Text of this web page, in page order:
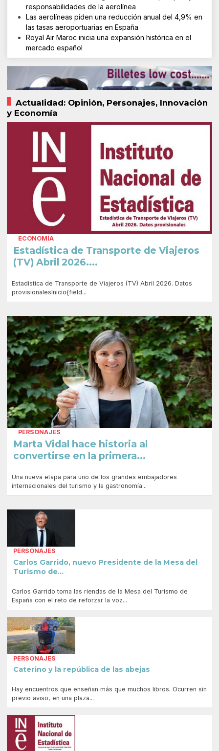
responsabilidades de la aerolínea
Las aerolíneas piden una reducción anual del 4,9% en
las tasas aeroportuarias en España
Royal Air Maroc inicia una expansión histórica en el
mercado español
Actualidad: Opinión, Personajes, Innovación
y Economía
ECONOMÍA
Estadística de Transporte de Viajeros
(TV) Abril 2026....
Estadística de Transporte de Viajeros (TV) Abril 2026. Datos
provisionalesInicio{field...
PERSONAJES
Marta Vidal hace historia al
convertirse en la primera...
Una nueva etapa para uno de los grandes embajadores
internacionales del turismo y la gastronomía...
PERSONAJES
Carlos Garrido, nuevo Presidente de la Mesa del
Turismo de...
Carlos Garrido toma las riendas de la Mesa del Turismo de
España con el reto de reforzar la voz...
PERSONAJES
Caterino y la república de las abejas
Hay encuentros que enseñan más que muchos libros. Ocurren sin
previo aviso, en una plaza...